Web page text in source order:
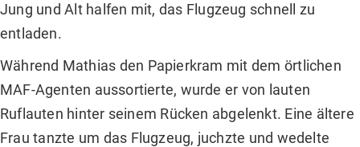
Jung und Alt halfen mit, das Flugzeug schnell zu
entladen.
Während Mathias den Papierkram mit dem örtlichen
MAF-Agenten aussortierte, wurde er von lauten
Ruflauten hinter seinem Rücken abgelenkt. Eine ältere
Frau tanzte um das Flugzeug, juchzte und wedelte